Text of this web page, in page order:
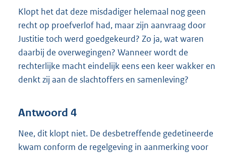
Klopt het dat deze misdadiger helemaal nog geen
recht op proefverlof had, maar zijn aanvraag door
Justitie toch werd goedgekeurd? Zo ja, wat waren
daarbij de overwegingen? Wanneer wordt de
rechterlijke macht eindelijk eens een keer wakker en
denkt zij aan de slachtoffers en samenleving?
Antwoord 4
Nee, dit klopt niet. De desbetreffende gedetineerde
kwam conform de regelgeving in aanmerking voor